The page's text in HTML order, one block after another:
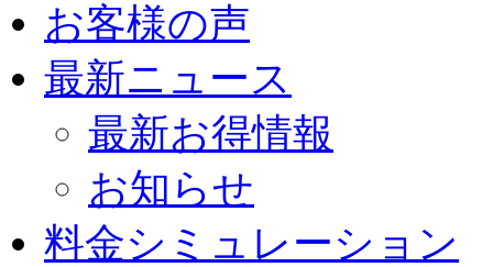
お客様の声
最新ニュース
最新お得情報
お知らせ
料金シミュレーション